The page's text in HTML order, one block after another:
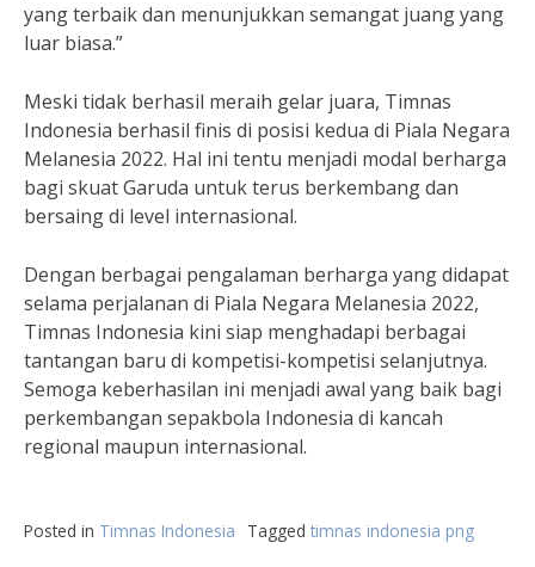
yang terbaik dan menunjukkan semangat juang yang
luar biasa.”
Meski tidak berhasil meraih gelar juara, Timnas
Indonesia berhasil finis di posisi kedua di Piala Negara
Melanesia 2022. Hal ini tentu menjadi modal berharga
bagi skuat Garuda untuk terus berkembang dan
bersaing di level internasional.
Dengan berbagai pengalaman berharga yang didapat
selama perjalanan di Piala Negara Melanesia 2022,
Timnas Indonesia kini siap menghadapi berbagai
tantangan baru di kompetisi-kompetisi selanjutnya.
Semoga keberhasilan ini menjadi awal yang baik bagi
perkembangan sepakbola Indonesia di kancah
regional maupun internasional.
Posted in Timnas Indonesia Tagged timnas indonesia png